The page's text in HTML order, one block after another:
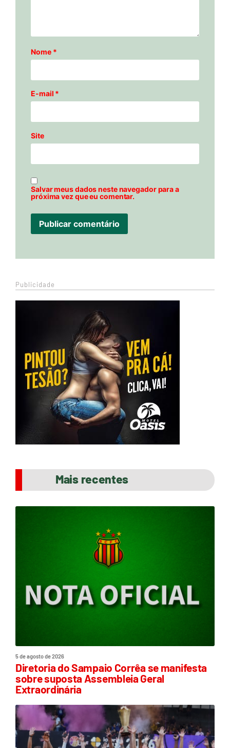
Nome *
E-mail *
Site
Salvar meus dados neste navegador para a
próxima vez que eu comentar.
Publicidade
Mais recentes
5 de agosto de 2026
Diretoria do Sampaio Corrêa se manifesta
sobre suposta Assembleia Geral
Extraordinária